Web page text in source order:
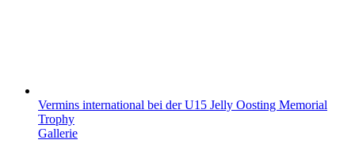
Vermins international bei der U15 Jelly Oosting Memorial
Trophy
Gallerie